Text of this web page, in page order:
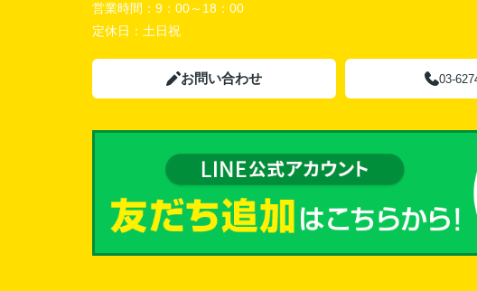
営業時間： 9：00～18：00
定休日： 土日祝
お問い合わせ 03-